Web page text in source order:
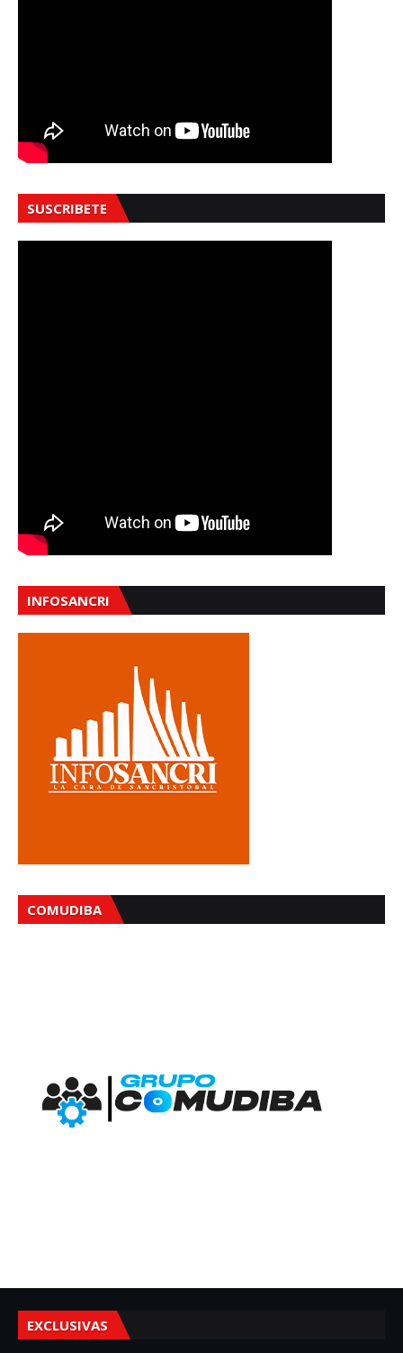
SUSCRIBETE
INFOSANCRI
COMUDIBA
EXCLUSIVAS